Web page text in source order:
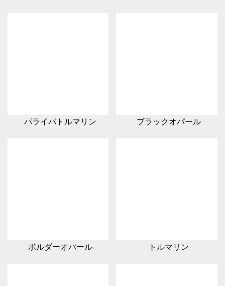
パライバトルマリン ブラックオパール
ボルダーオパール トルマリン